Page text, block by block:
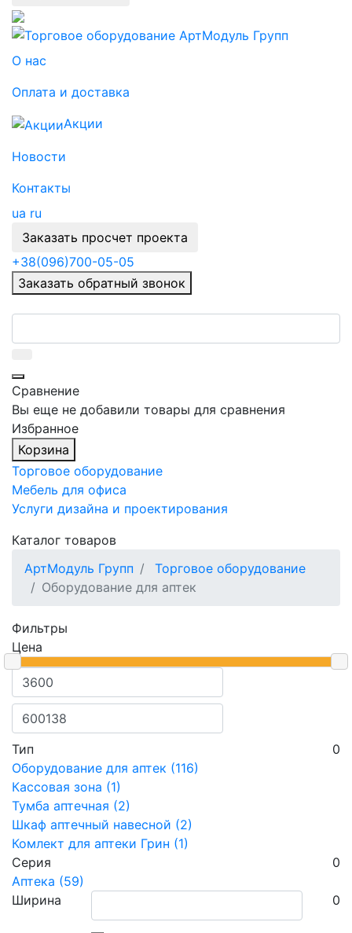
О нас
Оплата и доставка
Акции
Новости
Контакты
ua ru
Заказать просчет проекта
+38(096)700-05-05
Заказать обратный звонок
Сравнение
Вы еще не добавили товары для сравнения
Избранное
Корзина
Торговое оборудование
Мебель для офиса
Услуги дизайна и проектирования
Каталог товаров
АртМодуль Групп
Торговое оборудование
Оборудование для аптек
Фильтры
Цена
Тип
0
Оборудование для аптек (116)
Кассовая зона (1)
Тумба аптечная (2)
Шкаф аптечный навесной (2)
Комлект для аптеки Грин (1)
Серия
0
Аптека (59)
Ширина
0